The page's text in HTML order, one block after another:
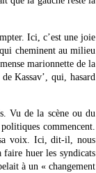
Ici, c’est une joie
cheminent au milieu
marionnette de la
Kassav’, qui, hasard
Vu de la scène ou du
commencent.
sa voix. Ici, dit-il, nous
huer les syndicats
à un « changement